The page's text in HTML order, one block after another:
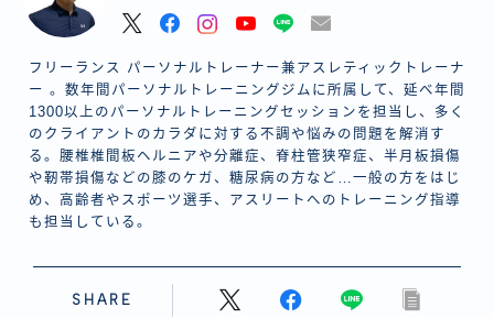
フリーランス パーソナルトレーナー兼アスレティックトレーナ
ー 。数年間パーソナルトレーニングジムに所属して、延べ年間
1300以上のパーソナルトレーニングセッションを担当し、多く
のクライアントのカラダに対する不調や悩みの問題を解消す
る。腰椎椎間板ヘルニアや分離症、脊柱管狭窄症、半月板損傷
や靭帯損傷などの膝のケガ、糖尿病の方など…一般の方をはじ
め、高齢者やスポーツ選手、アスリートへのトレーニング指導
も担当している。
SHARE